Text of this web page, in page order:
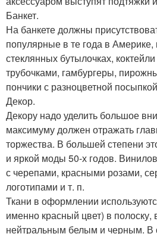
Банкет.
На банкете должны
популярные в те года в Америке,
стеклянных бутылочках,
трубочками, гамбургеры,
пончики с разноцветной
Декор.
Декору надо уделить большое
максимуму должен отражать
торжества. В большей степени
и яркой моды 50-х годов.
с черепами, красными розами,
логотипами и т. п.
Ткани в оформлении
именно красный цвет) в полоску,
нейтральным белым и черным. В